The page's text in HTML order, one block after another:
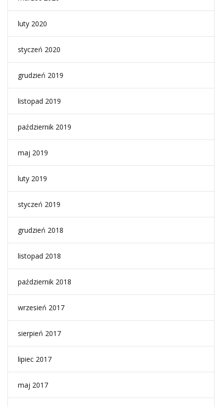
luty 2020
styczeń 2020
grudzień 2019
listopad 2019
październik 2019
maj 2019
luty 2019
styczeń 2019
grudzień 2018
listopad 2018
październik 2018
wrzesień 2017
sierpień 2017
lipiec 2017
maj 2017